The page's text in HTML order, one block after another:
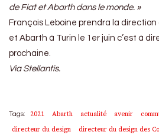
de Fiat et Abarth dans le monde. »
François Leboine prendra la
et Abarth à Turin le 1er juin c’est à
prochaine.
Via Stellantis.
Tags: 2021 Abarth actualité avenir
directeur du design
directeur du design des